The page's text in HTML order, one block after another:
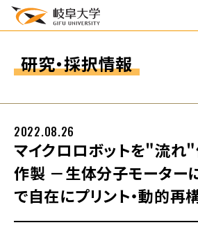
研究・採択情報
マイクロロボットを"流れ
作製 －生体分子モーター
で自在にプリント・動的再
2022.08.26